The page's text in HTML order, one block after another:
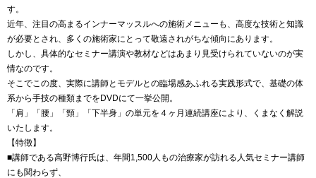
す。
近年、注目の高まるインナーマッスルへの施術メニューも、高度な技術と知識
が必要とされ、多くの施術家にとって敬遠されがちな傾向にあります。
しかし、具体的なセミナー講演や教材などはあまり見受けられていないのが実
情なのです。
そこでこの度、実際に講師とモデルとの臨場感あふれる実践形式で、基礎の体
系から手技の種類までをDVDにて一挙公開。
「肩」「腰」「頸」「下半身」の単元を４ヶ月連続講座により、くまなく解説
いたします。
【特徴】
■講師である高野博行氏は、年間1,500人もの治療家が訪れる人気セミナー講師
にも関わらず、